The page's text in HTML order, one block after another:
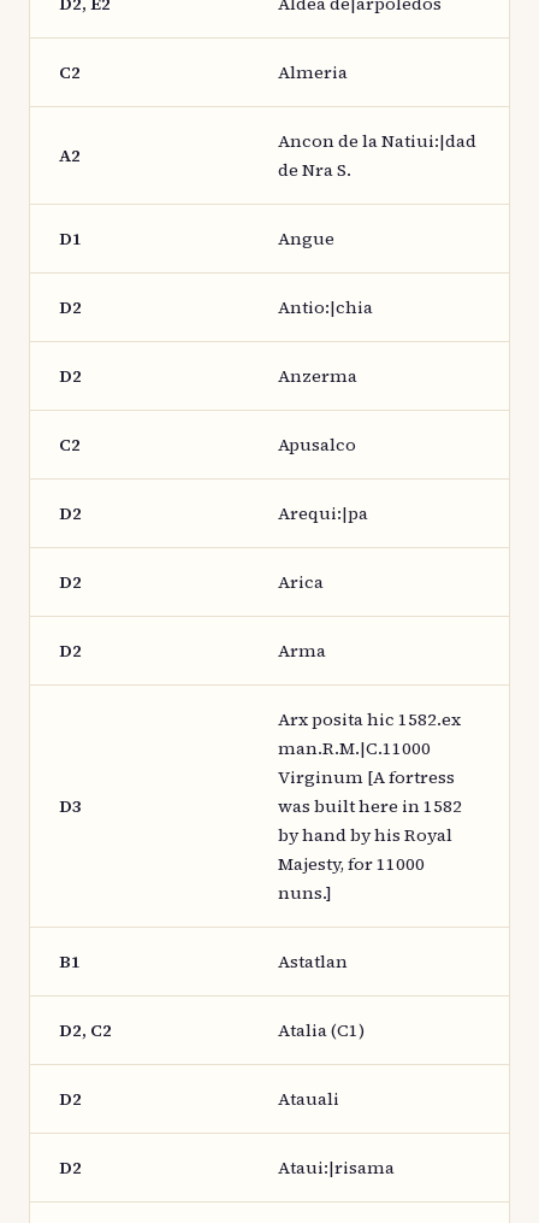
C2 Almeria
A2
Ancon de la Natiui:|dad
de Nra S.
D1 Angue
D2 Antio:|chia
D2 Anzerma
C2 Apusalco
D2 Arequi:|pa
D2 Arica
D2 Arma
D3
Arx posita hic 1582.ex
man.R.M.|C.11000
Virginum [A fortress
was built here in 1582
by hand by his Royal
Majesty, for 11000
nuns.]
B1 Astatlan
D2, C2 Atalia (C1)
D2 Atauali
D2 Ataui:|risama